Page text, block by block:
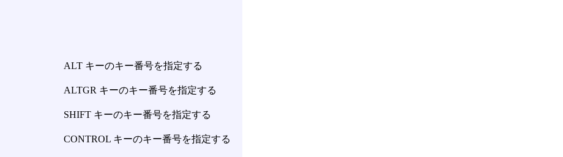
ALT キーのキー番号を指定する
ALTGR キーのキー番号を指定する
SHIFT キーのキー番号を指定する
CONTROL キーのキー番号を指定する